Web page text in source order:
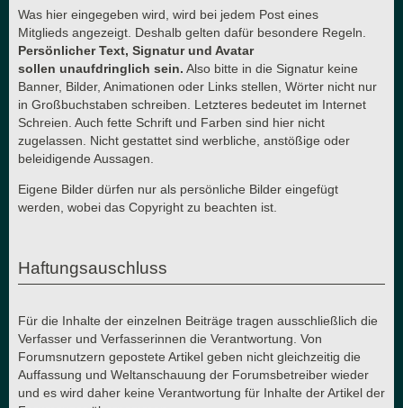
Was hier eingegeben wird, wird bei jedem Post eines
Mitglieds angezeigt. Deshalb gelten dafür besondere Regeln.
Persönlicher Text, Signatur und Avatar
sollen unaufdringlich sein. Also bitte in die Signatur keine
Banner, Bilder, Animationen oder Links stellen, Wörter nicht nur
in Großbuchstaben schreiben. Letzteres bedeutet im Internet
Schreien. Auch fette Schrift und Farben sind hier nicht
zugelassen. Nicht gestattet sind werbliche, anstößige oder
beleidigende Aussagen.
Eigene Bilder dürfen nur als persönliche Bilder eingefügt
werden, wobei das Copyright zu beachten ist.
Haftungsauschluss
Für die Inhalte der einzelnen Beiträge tragen ausschließlich die
Verfasser und Verfasserinnen die Verantwortung. Von
Forumsnutzern gepostete Artikel geben nicht gleichzeitig die
Auffassung und Weltanschauung der Forumsbetreiber wieder
und es wird daher keine Verantwortung für Inhalte der Artikel der